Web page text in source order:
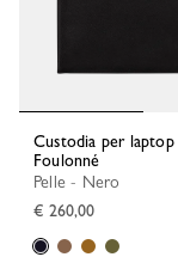
Custodia per laptop Le
Foulonné
Pelle - Nero
€ 260,00